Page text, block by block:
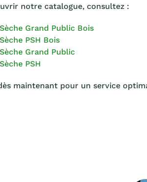
notre catalogue, consultez :
Grand Public Bois
PSH Bois
Grand Public
PSH
maintenant pour un service